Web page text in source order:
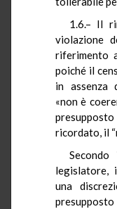
1.6.– Il
violazione
riferimento
poiché il
in assenza
«non è
ricordato, il
legislatore,
una